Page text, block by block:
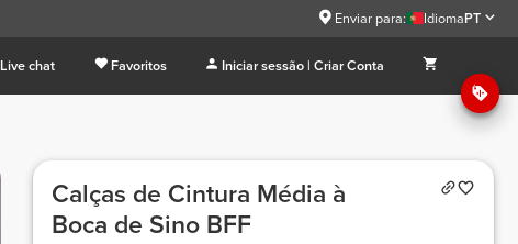
Enviar para: IdiomaPT
Live chat Favoritos Iniciar sessão | Criar Conta
Calças de Cintura Média à
Boca de Sino BFF